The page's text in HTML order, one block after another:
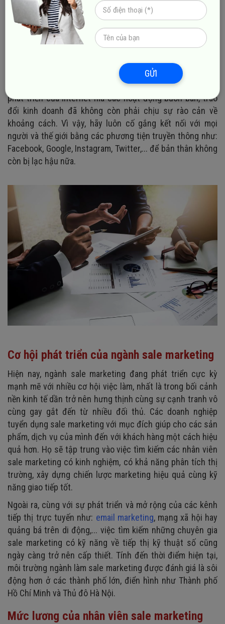
7. Luôn đổi mới và có chí cầu tiến
Thị trường chính là một trong những yếu tố khách quan
rất dễ bị thay đổi. Do đó, để có thể nắm bắt được thị
trường trong tay và tăng khả năng cung cấp dịch vụ của
mình thì bạn cần phải luôn có sự đổi mới, đồng thời theo
sát xu hướng của xã hội hiện đại. Đặc biệt, nhờ vào sự
phát triển của Internet mà các hoạt động buôn bán, trao
đổi kinh doanh đã không còn phải chịu sự rào cản về
khoảng cách. Vì vậy, hãy luôn cố gắng kết nối với mọi
người và thế giới bằng các phương tiện truyền thông như:
Facebook, Google, Instagram, Twitter,... để bản thân không
còn bị lạc hậu nữa.
Cơ hội phát triển của ngành sale marketing
Hiện nay, ngành sale marketing đang phát triển cực kỳ
mạnh mẽ với nhiều cơ hội việc làm, nhất là trong bối cảnh
nền kinh tế dần trở nên hưng thịnh cùng sự cạnh tranh vô
cùng gay gắt đến từ nhiều đối thủ. Các doanh nghiệp
tuyển dụng sale marketing với mục đích giúp cho các sản
phẩm, dịch vụ của mình đến với khách hàng một cách hiệu
quả hơn. Họ sẽ tập trung vào việc tìm kiếm các nhân viên
sale marketing có kinh nghiệm, có khả năng phân tích thị
trường, xây dựng chiến lược marketing hiệu quả cùng kỹ
năng giao tiếp tốt.
Ngoài ra, cùng với sự phát triển và mở rộng của các kênh
tiếp thị trực tuyến như: email marketing, mạng xã hội hay
quảng bá trên di động,... việc tìm kiếm những chuyên gia
sale marketing có kỹ năng về tiếp thị kỹ thuật số cũng
ngày càng trở nên cấp thiết. Tính đến thời điểm hiện tại,
môi trường ngành làm sale marketing được đánh giá là sôi
động hơn ở các thành phố lớn, điển hình như Thành phố
Hồ Chí Minh và Thủ đô Hà Nội.
Mức lương của nhân viên sale marketing
GỬI